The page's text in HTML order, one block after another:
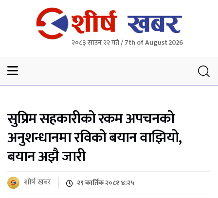
२०८३ साउन २२ गते / 7th of August 2026
सुप्रिम सहकारीको रकम अपचनको
अनुशन्धानमा रविको बयान वाझियो,
बयान अझै जारी
शीर्ष खबर २९ कार्तिक २०८१ ४:२५